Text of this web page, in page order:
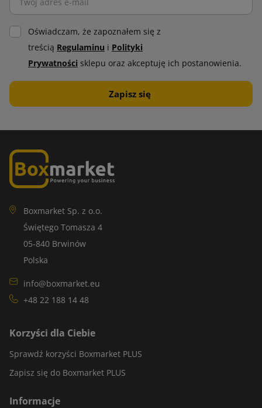
Oświadczam, że zapoznałem się z
treścią Regulaminu i Polityki
Prywatności sklepu oraz akceptuję ich postanowienia.
Boxmarket Sp. z o.o.
Świętego Tomasza 4
05-840 Brwinów
Polska
info@boxmarket.eu
+48 22 188 14 48
Korzyści dla Ciebie
Sprawdź korzyści Boxmarket PLUS
Zapisz się do Boxmarket PLUS
Informacje